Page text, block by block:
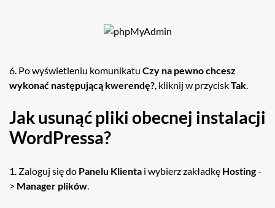
6. Po wyświetleniu komunikatu Czy na pewno chcesz
wykonać następującą kwerendę?, kliknij w przyciskTak.
Jak usunąć pliki obecnej instalacji
WordPressa?
1. Zaloguj się do Panelu Klienta i wybierz zakładkę Hosting-
> Manager plików.